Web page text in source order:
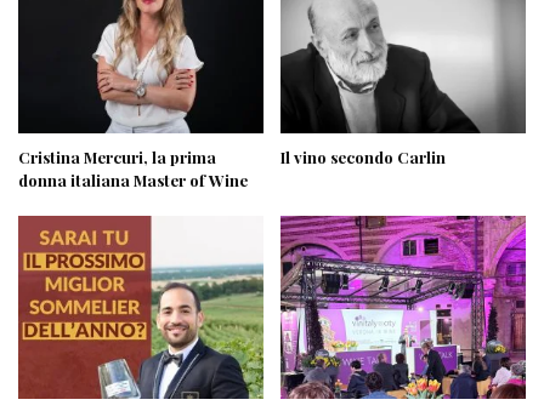
Cristina Mercuri, la prima
donna italiana Master of Wine
Il vino secondo Carlin